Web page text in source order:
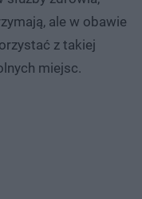
ale w obawie
z takiej
miejsc.